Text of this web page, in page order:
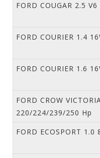
FORD COUGAR 2.5
FORD COURIER 1.4
FORD COURIER 1.6
FORD CROW
220/224/239/250 Hp
FORD ECOSPORT